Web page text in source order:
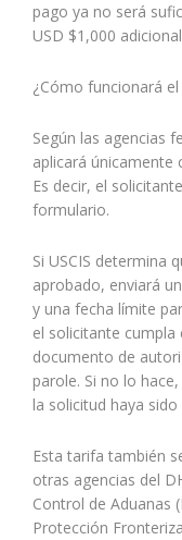
pago ya no será
USD $1,000
¿Cómo funcionará
Según las agencias
aplicará únicamente
Es decir, el
formulario.
Si USCIS determina
aprobado, enviará
y una fecha límite
el solicitante cumpla
documento de
parole. Si no lo
la solicitud haya
Esta tarifa también
otras agencias del
Control de Aduanas
Protección